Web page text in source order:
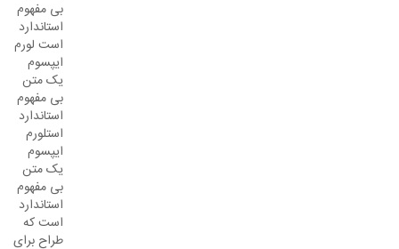
بی مفهوم
استاندارد
است لورم
ایپسوم
یک متن
بی مفهوم
استاندارد
استلورم
ایپسوم
یک متن
بی مفهوم
استاندارد
است که
طراح برای